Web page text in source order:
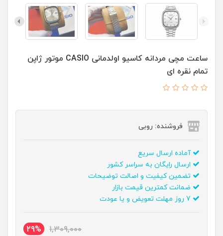
ساعت مچی مردانه کاسيو اولدمانی CASIO موتور ژاپن
تمام نقره ای
فروشنده: روبی
آماده ارسال سریع
ارسال رایگان به سراسر کشور
تضمین کیفیت و اصالت توضیحات
ضمانت کمترین قیمت بازار
1,309,000
29%